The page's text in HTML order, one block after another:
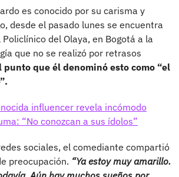
es conocido por su carisma y
desde el pasado lunes se encuentra
del Olaya, en Bogotá a la
que no se realizó por retrasos
punto que él denominó esto como “el
influencer revela incómodo
“No conozcan a sus ídolos”
sociales, el comediante compartió
preocupación. “Ya estoy muy amarillo.